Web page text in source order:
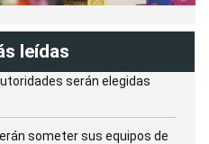
leídas
serán elegidas
someter sus equipos de